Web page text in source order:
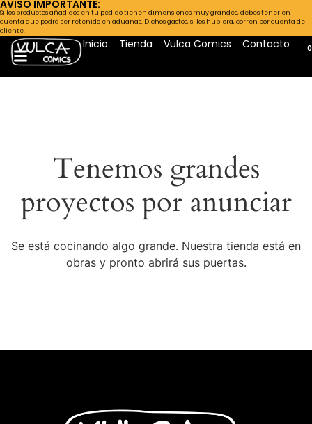
AVISO IMPORTANTE:
Si los productos añadidos en tu pedido tienen dimensiones muy grandes, debes tener en
cuenta que podrá ser retenido en aduanas. Dichos gastos, si los hubiera, corren por cuenta del
cliente.
Inicio Tienda Vulca Comics Contacto
Tenemos grandes
proyectos por anunciar
Se está cocinando algo grande. Nuestra tienda está en
obras y pronto abrirá sus puertas.